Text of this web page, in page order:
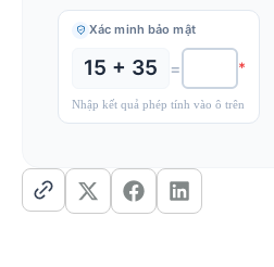
Xác minh bảo mật
15 + 35 = *
Nhập kết quả phép tính vào ô trên